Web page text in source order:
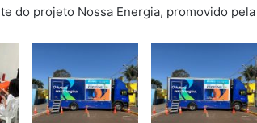
do projeto Nossa Energia, promovido pela